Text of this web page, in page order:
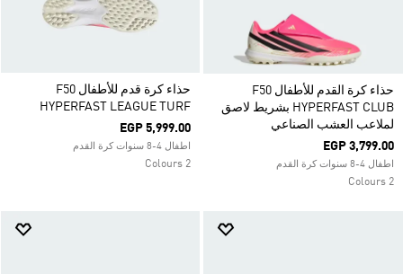
حذاء كرة القدم للأطفال F50
HYPERFAST CLUB بشريط لاصق
لملاعب العشب الصناعي
EGP 3,799.00
اطفال 4-8 سنوات كرة القدم
2 Colours
حذاء كرة قدم للأطفال F50
HYPERFAST LEAGUE TURF
EGP 5,999.00
اطفال 4-8 سنوات كرة القدم
2 Colours